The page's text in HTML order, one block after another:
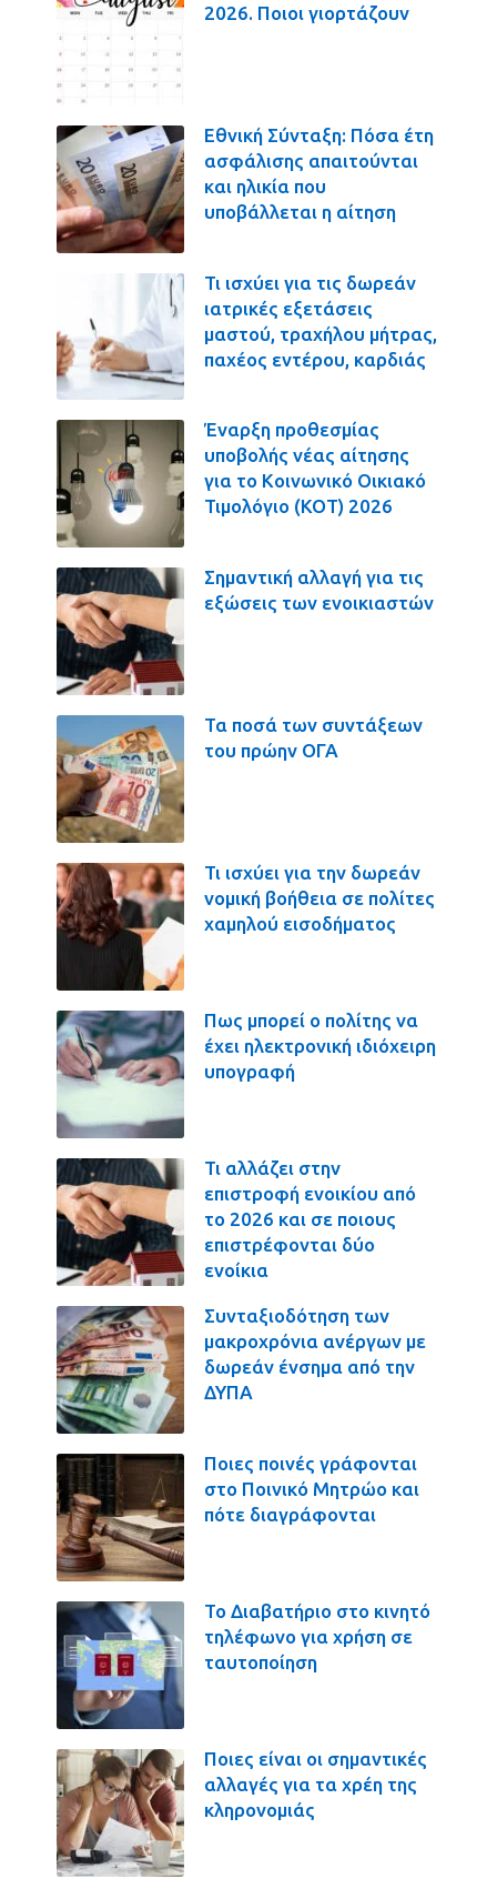
2026. Ποιοι γιορτάζουν
Εθνική Σύνταξη: Πόσα έτη
ασφάλισης απαιτούνται
και ηλικία που
υποβάλλεται η αίτηση
Τι ισχύει για τις δωρεάν
ιατρικές εξετάσεις
μαστού, τραχήλου μήτρας,
παχέος εντέρου, καρδιάς
Έναρξη προθεσμίας
υποβολής νέας αίτησης
για το Κοινωνικό Οικιακό
Τιμολόγιο (ΚΟΤ) 2026
Σημαντική αλλαγή για τις
εξώσεις των ενοικιαστών
Τα ποσά των συντάξεων
του πρώην ΟΓΑ
Τι ισχύει για την δωρεάν
νομική βοήθεια σε πολίτες
χαμηλού εισοδήματος
Πως μπορεί ο πολίτης να
έχει ηλεκτρονική ιδιόχειρη
υπογραφή
Τι αλλάζει στην
επιστροφή ενοικίου από
το 2026 και σε ποιους
επιστρέφονται δύο
ενοίκια
Συνταξιοδότηση των
μακροχρόνια ανέργων με
δωρεάν ένσημα από την
ΔΥΠΑ
Ποιες ποινές γράφονται
στο Ποινικό Μητρώο και
πότε διαγράφονται
Το Διαβατήριο στο κινητό
τηλέφωνο για χρήση σε
ταυτοποίηση
Ποιες είναι οι σημαντικές
αλλαγές για τα χρέη της
κληρονομιάς